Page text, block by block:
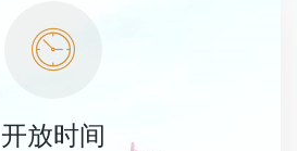
开放时间